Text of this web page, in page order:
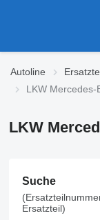
Autoline
LKW
LKW
Suche
Ersatzteil)